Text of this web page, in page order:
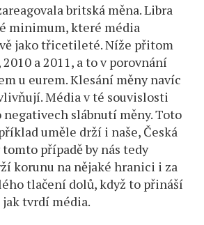
britská měna. Libra
minimum, které média
jako třicetileté. Níže přitom
a 2011, a to v porovnání
u eurem. Klesání měny navíc
Média v té souvislosti
slábnutí měny. Toto
uměle drží i naše, Česká
případě by nás tedy
korunu na nějaké hranici i za
tlačení dolů, když to přináší
tvrdí média.